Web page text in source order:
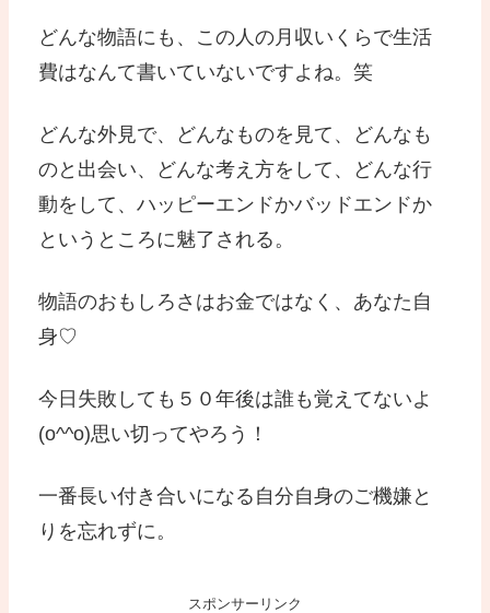
どんな物語にも、この人の月収いくらで生活
費はなんて書いていないですよね。笑
どんな外見で、どんなものを見て、どんなも
のと出会い、どんな考え方をして、どんな行
動をして、ハッピーエンドかバッドエンドか
というところに魅了される。
物語のおもしろさはお金ではなく、あなた自
身♡
今日失敗しても５０年後は誰も覚えてないよ
(o^^o)思い切ってやろう！
一番長い付き合いになる自分自身のご機嫌と
りを忘れずに。
スポンサーリンク